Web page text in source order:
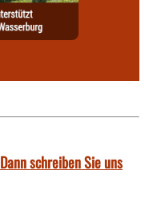
schreiben Sie uns